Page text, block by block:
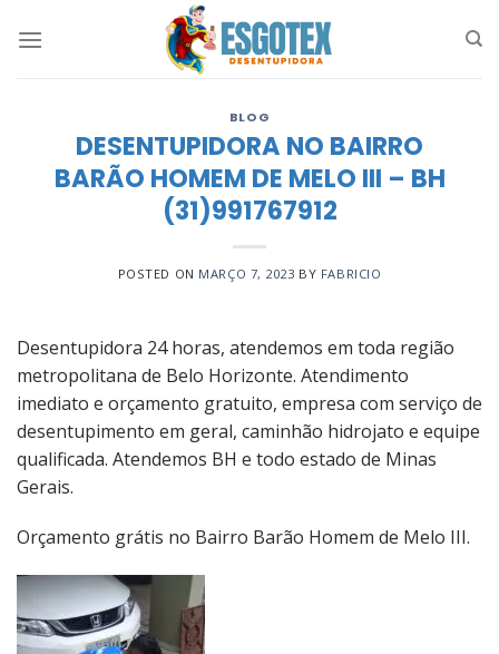
BLOG
DESENTUPIDORA NO BAIRRO
BARÃO HOMEM DE MELO III – BH
(31)991767912
POSTED ON MARÇO 7, 2023 BY FABRICIO
Desentupidora 24 horas, atendemos em toda região
metropolitana de Belo Horizonte. Atendimento
imediato e orçamento gratuito, empresa com serviço de
desentupimento em geral, caminhão hidrojato e equipe
qualificada. Atendemos BH e todo estado de Minas
Gerais.
Orçamento grátis no Bairro Barão Homem de Melo III.